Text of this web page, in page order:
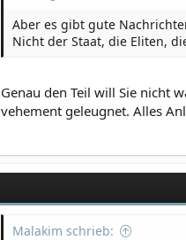
Aber es gibt gute
Nicht der Staat, die Eliten,
Genau den Teil will Sie nicht
vehement geleugnet. Alles
Malakim schrieb: